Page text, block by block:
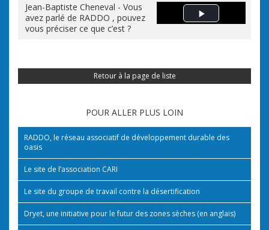
Jean-Baptiste Cheneval - Vous
avez parlé de RADDO , pouvez
vous préciser ce que c’est ?
Play Video
Retour à la page de liste
POUR ALLER PLUS LOIN
RADDO, le réseau associatif de développement durable des
oasis
Le site de l’association CARI
Le site du groupe de travail contre la désertification
Dryet, une initiative pour le futur des zones sèches (en anglais)